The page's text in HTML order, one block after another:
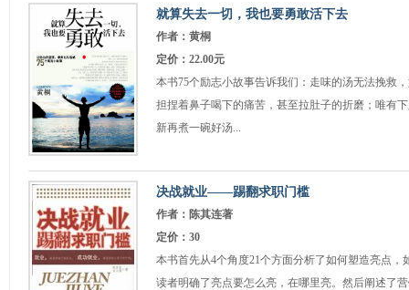
就算失去一切，我也要勇敢活下去
作者：黄桐
定价：22.00元
本书75个励志小故事告诉我们：走味的汤无法挽救
担捏着鼻子喝下的痛苦，甚至拉肚子的折磨；唯有
新再煮一碗好汤...
决战就业——踢翻求职门槛
作者：陈其连著
定价：30
本书首先从4个角度21个方面分析了如何塑造亮点，
读者明确了亮点要怎么亮，在哪里亮。然后阐述了